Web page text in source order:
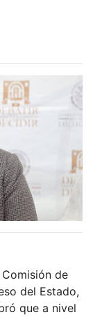
de
del Estado,
que a nivel